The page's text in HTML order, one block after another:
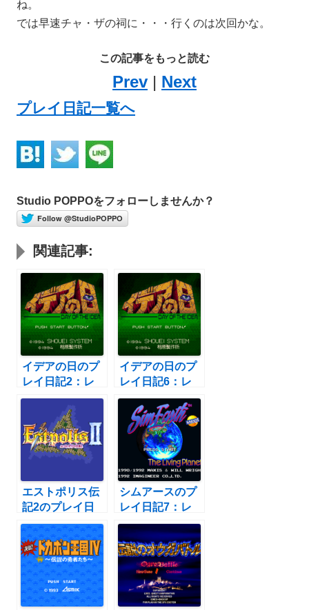
ね。
では早速チャ・ザの祠に・・・行くのは次回かな。
この記事をもっと読む
Prev | Next
プレイ日記一覧へ
Studio POPPOをフォローしませんか？
Follow @StudioPOPPO
関連記事:
イデアの日のプ
レイ日記2：レ
トロゲーム(スー
イデアの日のプ
レイ日記6：レ
トロゲーム(スー
ファミ)
エストポリス伝
記2のプレイ日
記107：レトロ
ゲーム(スーファ
ミ)
シムアースのプ
レイ日記7：レ
トロゲーム(スー
ファミ)